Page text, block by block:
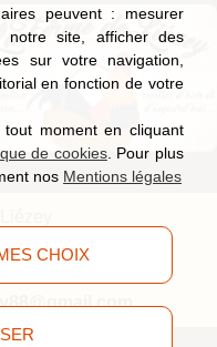
peuvent : mesurer
notre site, afficher des
sur votre navigation,
en fonction de votre
moment en cliquant
de cookies. Pour plus
nos Mentions légales
CHOIX
Liézey(Vosges)